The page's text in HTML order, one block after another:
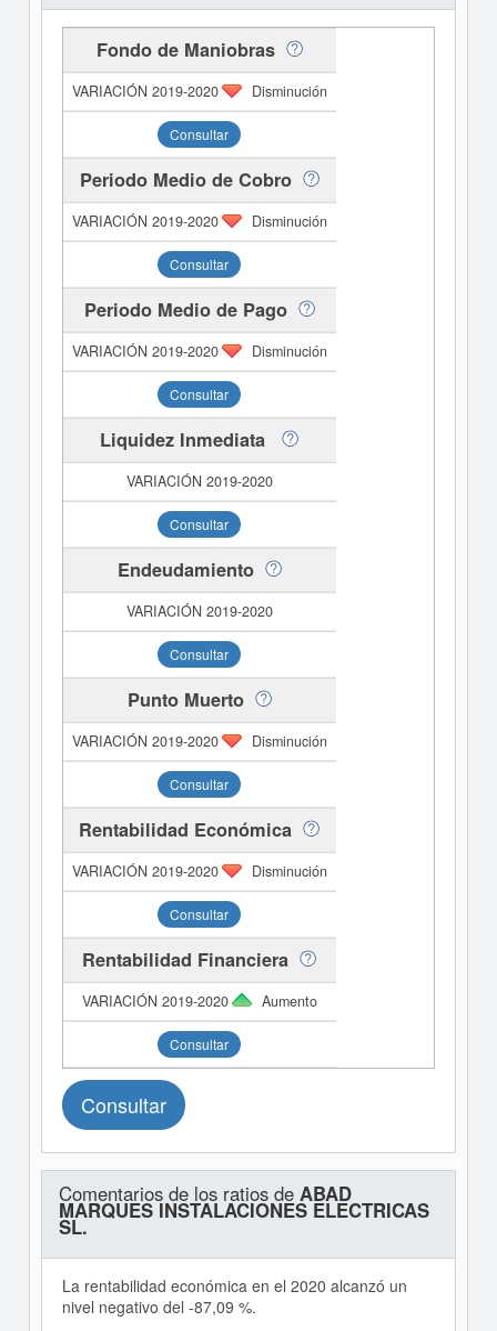
Fondo de Maniobras
Disminución
Consultar
Periodo Medio de Cobro
Disminución
Consultar
Periodo Medio de Pago
Disminución
Consultar
Liquidez Inmediata
Consultar
Endeudamiento
Consultar
Punto Muerto
Disminución
Consultar
Rentabilidad Económica
Disminución
Consultar
Rentabilidad Financiera
Aumento
Consultar
Consultar
Comentarios de los ratios de ABAD
MARQUES INSTALACIONES ELECTRICAS
SL.
La rentabilidad económica en el 2020 alcanzó un
nivel negativo del -87,09 %.